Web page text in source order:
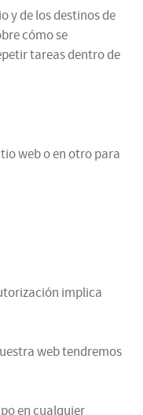
y de los destinos de
cómo se
tareas dentro de
web o en otro para
implica
web tendremos
en cualquier